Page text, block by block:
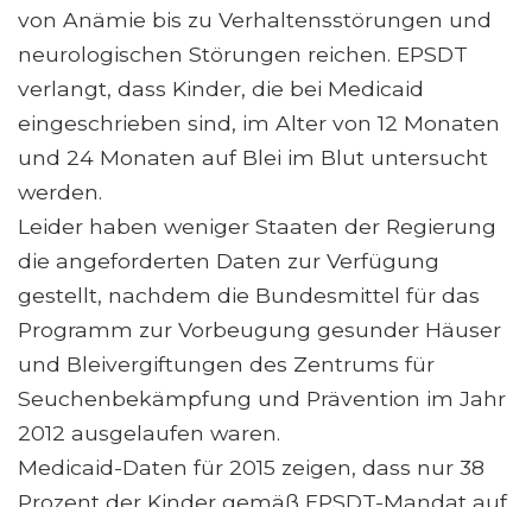
von Anämie bis zu Verhaltensstörungen und
neurologischen Störungen reichen. EPSDT
verlangt, dass Kinder, die bei Medicaid
eingeschrieben sind, im Alter von 12 Monaten
und 24 Monaten auf Blei im Blut untersucht
werden.
Leider haben weniger Staaten der Regierung
die angeforderten Daten zur Verfügung
gestellt, nachdem die Bundesmittel für das
Programm zur Vorbeugung gesunder Häuser
und Bleivergiftungen des Zentrums für
Seuchenbekämpfung und Prävention im Jahr
2012 ausgelaufen waren.
Medicaid-Daten für 2015 zeigen, dass nur 38